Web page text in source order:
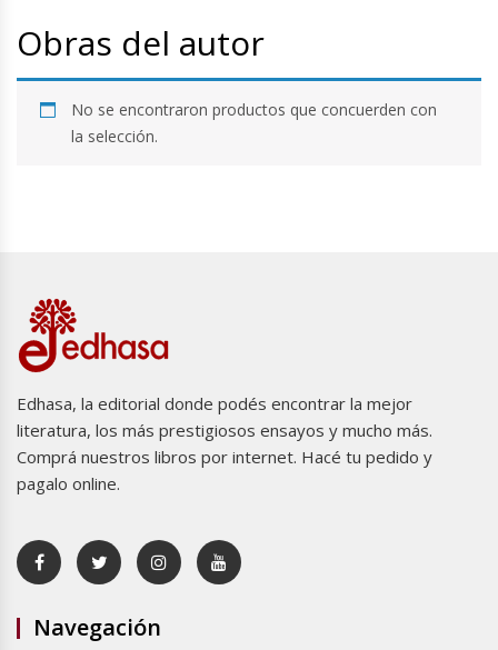
Obras del autor
No se encontraron productos que concuerden con
la selección.
Edhasa, la editorial donde podés encontrar la mejor
literatura, los más prestigiosos ensayos y mucho más.
Comprá nuestros libros por internet. Hacé tu pedido y
pagalo online.
Navegación